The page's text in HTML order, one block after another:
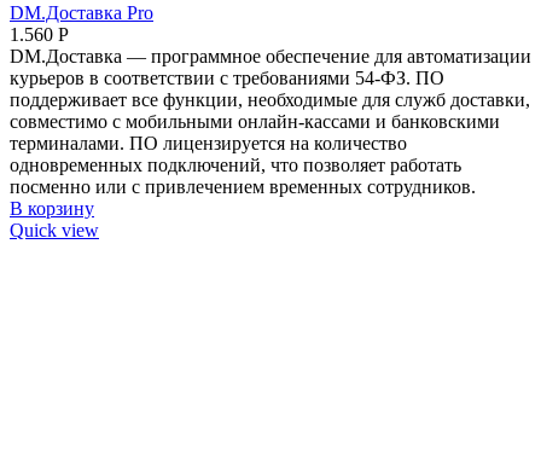
DM.Доставка Pro
1.560 Р
DM.Доставка — программное обеспечение для автоматизации
курьеров в соответствии с требованиями 54-ФЗ. ПО
поддерживает все функции, необходимые для служб доставки,
совместимо с мобильными онлайн-кассами и банковскими
терминалами. ПО лицензируется на количество
одновременных подключений, что позволяет работать
посменно или с привлечением временных сотрудников.
В корзину
Quick view